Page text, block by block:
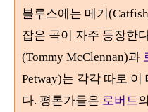
블루스에는 메기
잡은 곡이 자주 등장한
(Tommy McClennan)과
Petway)는 각각 따로 이
다. 평론가들은 로버트의